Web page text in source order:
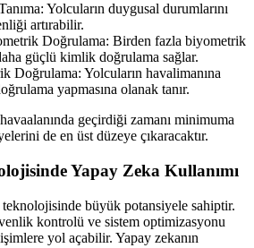
Yolcuların duygusal durumlarını
artırabilir.
Doğrulama: Birden fazla biyometrik
güçlü kimlik doğrulama sağlar.
Doğrulama: Yolcuların havalimanına
yapmasına olanak tanır.
geçirdiği zamanı minimuma
de en üst düzeye çıkaracaktır.
Yapay Zeka Kullanımı
büyük potansiyele sahiptir.
kontrolü ve sistem optimizasyonu
yol açabilir. Yapay zekanın